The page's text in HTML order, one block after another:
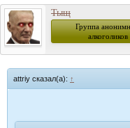
Тыщ
Группа
алкоголиков
attriy сказал(а): ↑